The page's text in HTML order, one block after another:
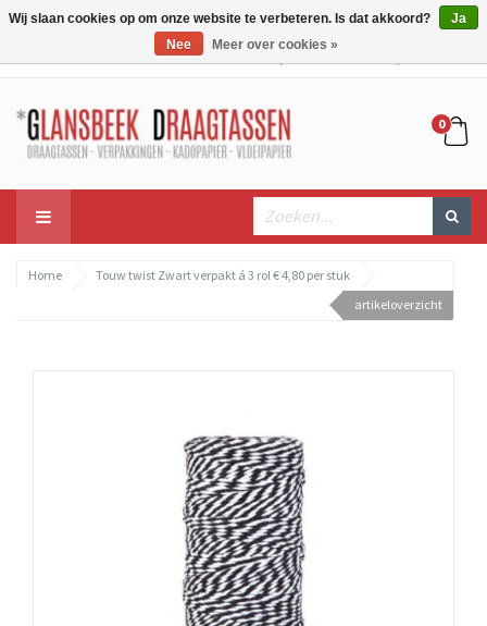
0
Home
Touw twist Zwart verpakt á 3 rol € 4,80 per stuk
artikeloverzicht
Wij slaan cookies op om onze website te verbeteren. Is dat akkoord?
Ja
Nee
Meer over cookies »